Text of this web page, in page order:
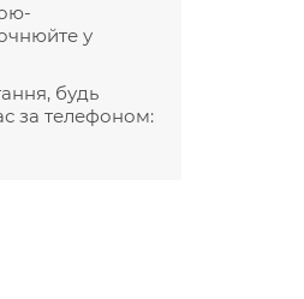
у
будь
за телефоном: